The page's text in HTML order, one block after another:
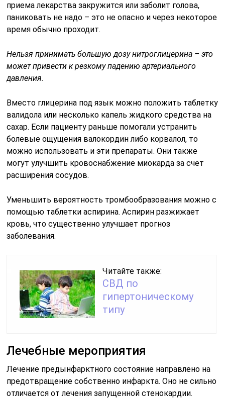
приема лекарства закружится или заболит голова,
паниковать не надо – это не опасно и через некоторое
время обычно проходит.
Нельзя принимать большую дозу нитроглицерина – это
может привести к резкому падению артериального
давления.
Вместо глицерина под язык можно положить таблетку
валидола или несколько капель жидкого средства на
сахар. Если пациенту раньше помогали устранить
болевые ощущения валокордин либо корвалол, то
можно использовать и эти препараты. Они также
могут улучшить кровоснабжение миокарда за счет
расширения сосудов.
Уменьшить вероятность тромбообразования можно с
помощью таблетки аспирина. Аспирин разжижает
кровь, что существенно улучшает прогноз
заболевания.
Читайте также:
СВД по
гипертоническому
типу
Лечебные мероприятия
Лечение предынфарктного состояние направлено на
предотвращение собственно инфаркта. Оно не сильно
отличается от лечения запущенной стенокардии.